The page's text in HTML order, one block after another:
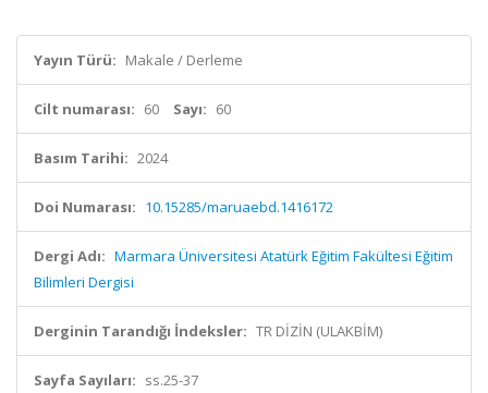
Yayın Türü: Makale / Derleme
Cilt numarası: 60 Sayı: 60
Basım Tarihi: 2024
Doi Numarası: 10.15285/maruaebd.1416172
Dergi Adı: Marmara Üniversitesi Atatürk Eğitim Fakültesi Eğitim
Bilimleri Dergisi
Derginin Tarandığı İndeksler: TR DİZİN (ULAKBİM)
Sayfa Sayıları: ss.25-37